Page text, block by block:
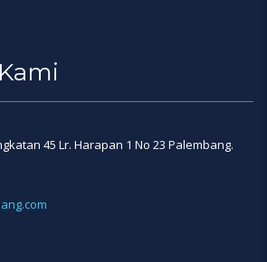
45 Lr. Harapan 1 No 23 Palembang.